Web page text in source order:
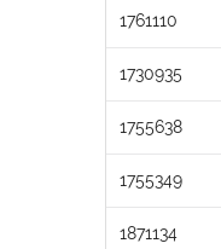
1761110
1730935
1755638
1755349
1871134